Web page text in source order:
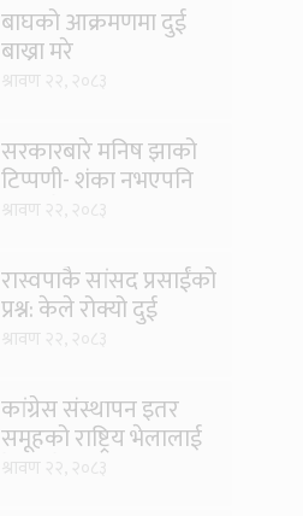
बाघको आक्रमणमा दुई
बाख्रा मरे
सरकारबारे मनिष झाको
टिप्पणी- शंका नभएपनि
रास्वपाकै सांसद प्रसाईंको
प्रश्न: केले रोक्यो दुई
कांग्रेस संस्थापन इतर
समूहको राष्ट्रिय भेलालाई